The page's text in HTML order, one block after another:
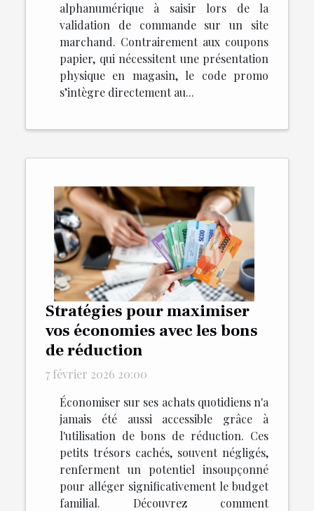
alphanumérique à saisir lors de la
validation de commande sur un site
marchand. Contrairement aux coupons
papier, qui nécessitent une présentation
physique en magasin, le code promo
s’intègre directement au...
Stratégies pour maximiser
vos économies avec les bons
de réduction
7 février 2026 20:00
Économiser sur ses achats quotidiens n'a
jamais été aussi accessible grâce à
l'utilisation de bons de réduction. Ces
petits trésors cachés, souvent négligés,
renferment un potentiel insoupçonné
pour alléger significativement le budget
familial. Découvrez comment